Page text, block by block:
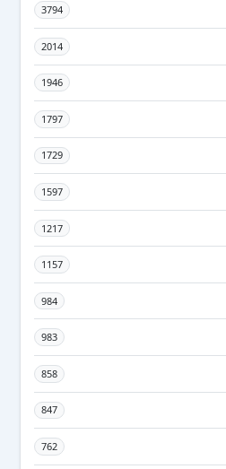
3794
2014
1946
1797
1729
1597
1217
1157
984
983
858
847
762